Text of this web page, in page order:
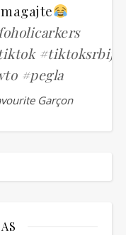
#tiktoksrbija
#pegla
Garçon